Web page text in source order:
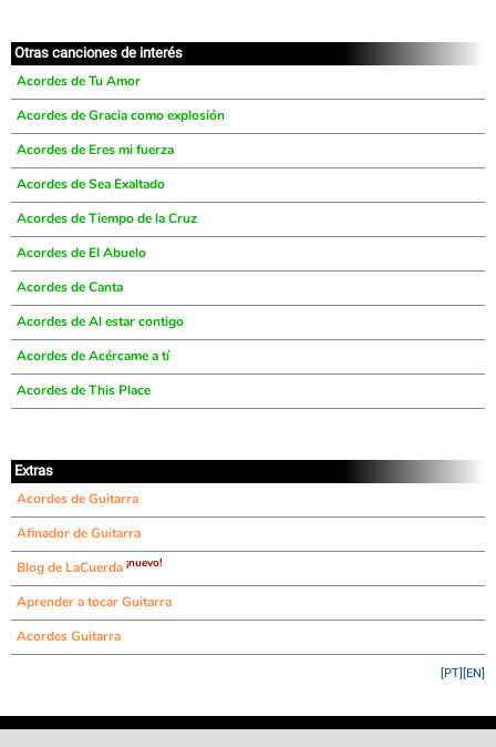
Otras canciones de interés
Acordes de Tu Amor
Acordes de Gracia como explosión
Acordes de Eres mi fuerza
Acordes de Sea Exaltado
Acordes de Tiempo de la Cruz
Acordes de El Abuelo
Acordes de Canta
Acordes de Al estar contigo
Acordes de Acércame a tí
Acordes de This Place
Extras
Acordes de Guitarra
Afinador de Guitarra
Blog de LaCuerda ¡nuevo!
Aprender a tocar Guitarra
Acordes Guitarra
[EN]
[PT]